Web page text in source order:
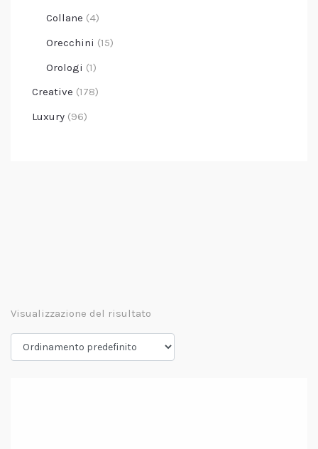
Visualizzazione del risultato
Collane (4)
Orecchini (15)
Orologi (1)
Creative (178)
Luxury (96)